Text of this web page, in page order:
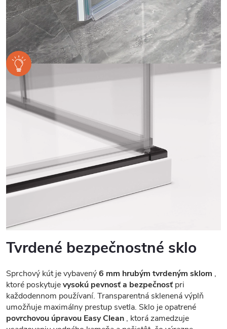
Tvrdené bezpečnostné sklo
Sprchový kút je vybavený6 mm hrubým tvrdeným sklom ,
ktoré poskytujevysokú pevnosť a bezpečnosť pri
každodennom používaní. Transparentná sklenená výplň
umožňuje maximálny prestup svetla. Sklo je opatrené
povrchovou úpravou Easy Clean , ktorá zamedzuje